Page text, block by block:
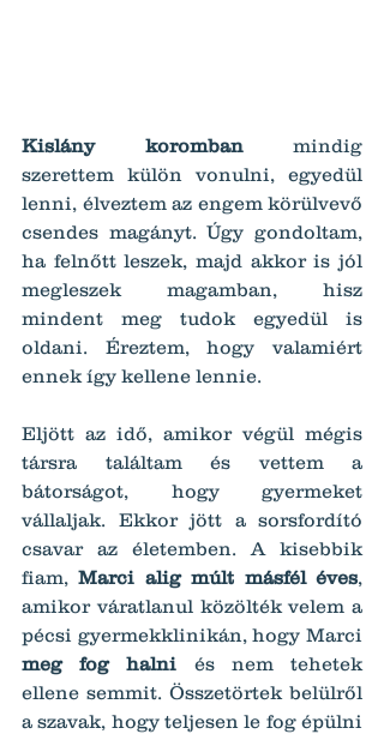
Kislány koromban mindig
szerettem külön vonulni, egyedül
lenni, élveztem az engem körülvevő
csendes magányt. Úgy gondoltam,
ha felnőtt leszek, majd akkor is jól
megleszek magamban, hisz
mindent meg tudok egyedül is
oldani. Éreztem, hogy valamiért
ennek így kellene lennie.
Eljött az idő, amikor végül mégis
társra találtam és vettem a
bátorságot, hogy gyermeket
vállaljak. Ekkor jött a sorsfordító
csavar az életemben. A kisebbik
fiam, Marci alig múlt másfél éves,
amikor váratlanul közölték velem a
meg fog halni és nem tehetek
ellene semmit. Összetörtek belülről
a szavak, hogy teljesen le fog épülni